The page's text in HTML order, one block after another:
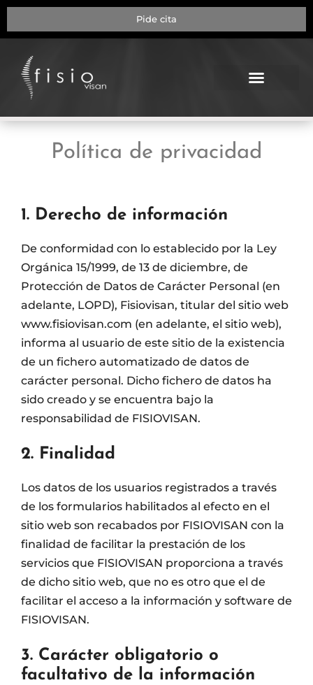
Pide cita
Política de privacidad
1. Derecho de información
De conformidad con lo establecido por la Ley
Orgánica 15/1999, de 13 de diciembre, de
Protección de Datos de Carácter Personal (en
adelante, LOPD), Fisiovisan, titular del sitio web
www.fisiovisan.com (en adelante, el sitio web),
informa al usuario de este sitio de la existencia
de un fichero automatizado de datos de
carácter personal. Dicho fichero de datos ha
sido creado y se encuentra bajo la
responsabilidad de FISIOVISAN.
2. Finalidad
Los datos de los usuarios registrados a través
de los formularios habilitados al efecto en el
sitio web son recabados por FISIOVISAN con la
finalidad de facilitar la prestación de los
servicios que FISIOVISAN proporciona a través
de dicho sitio web, que no es otro que el de
facilitar el acceso a la información y software de
FISIOVISAN.
3. Carácter obligatorio o
facultativo de la información